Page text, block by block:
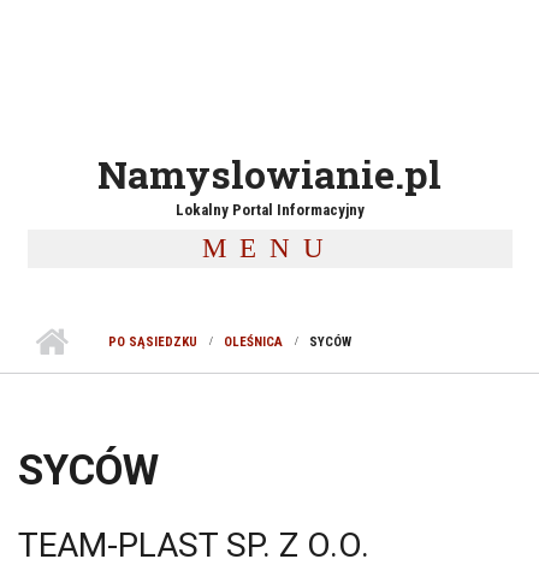
Namyslowianie.pl
Lokalny Portal Informacyjny
MENU
PO SĄSIEDZKU OLEŚNICA SYCÓW
SYCÓW
TEAM-PLAST SP. Z O.O.